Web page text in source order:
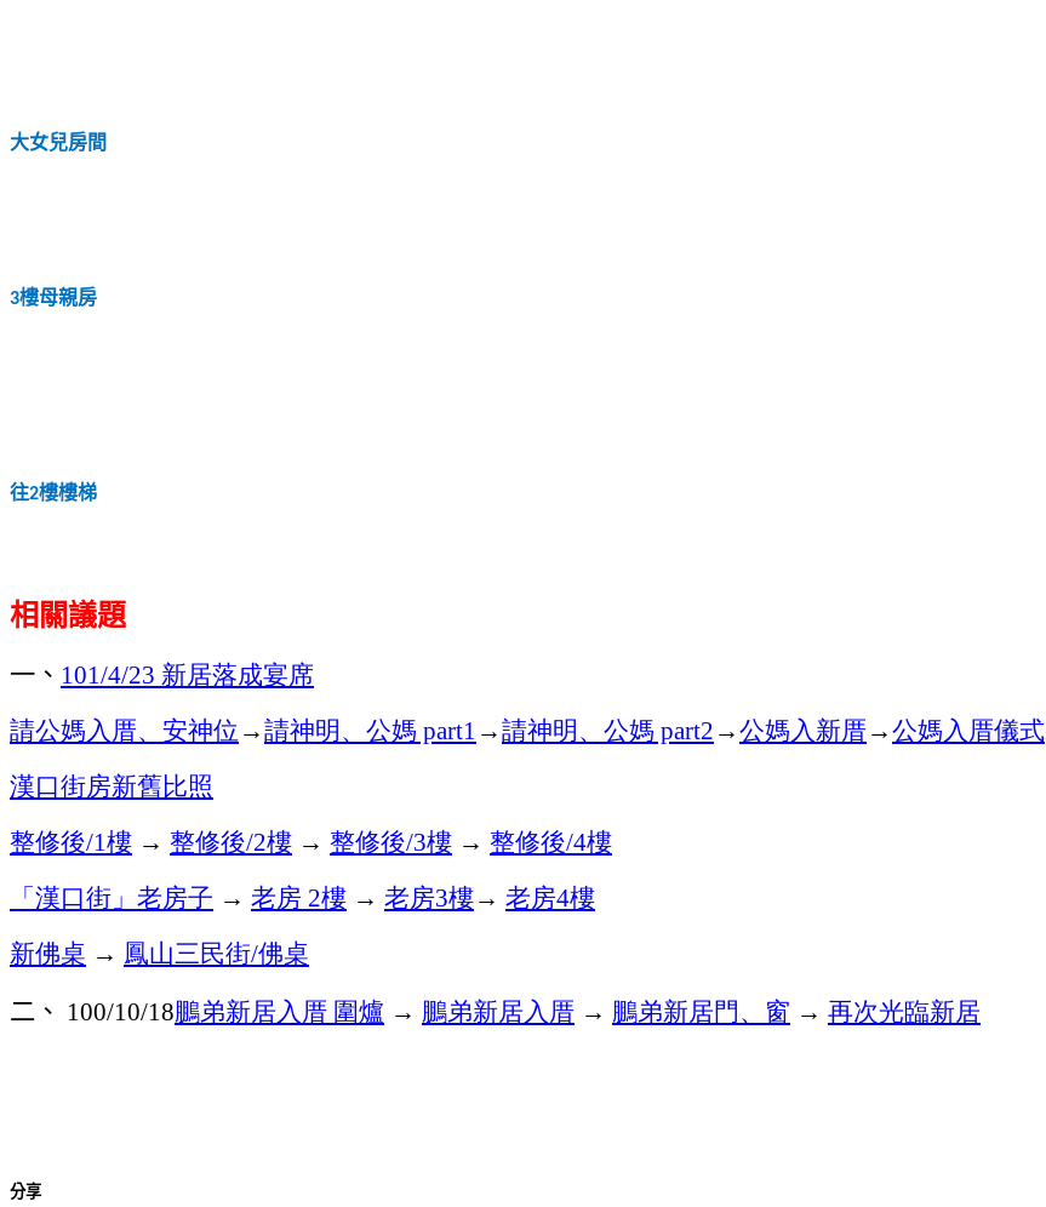
大女兒房間
3樓母親房
往2樓樓梯
相關議題
一、 101/4/23 新居落成宴席
請公媽入厝、安神位 →請神明、公媽 part1 →請神明、公媽 part2 →公媽入新厝→公媽入厝儀式
漢口街房新舊比照
整修後/1樓 → 整修後/2樓 → 整修後/3樓 → 整修後/4樓
「漢口街」老房子 → 老房 2樓 → 老房3樓→ 老房4樓
新佛桌 → 鳳山三民街/佛桌
二、 100/10/18鵬弟新居入厝 圍爐 → 鵬弟新居入厝 → 鵬弟新居門、窗 → 再次光臨新居
分享